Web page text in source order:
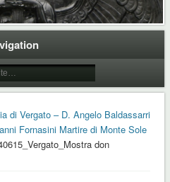
di Vergato – D. Angelo Baldassarri
Fornasini Martire di Monte Sole
don